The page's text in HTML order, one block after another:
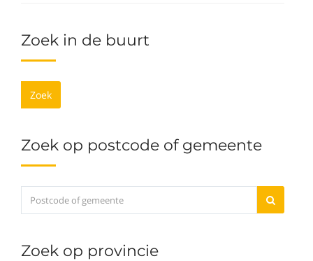
Zoek in de buurt
Zoek
Zoek op postcode of gemeente
Zoek op provincie